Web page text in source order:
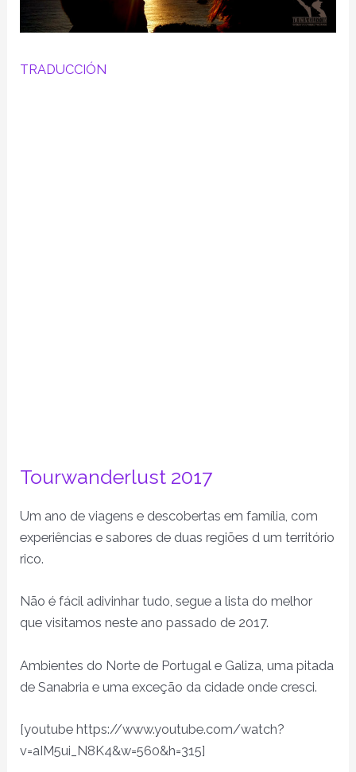
TRADUCCIÓN
Tourwanderlust 2017
Um ano de viagens e descobertas em família, com
experiências e sabores de duas regiões d um território
rico.
Não é fácil adivinhar tudo, segue a lista do melhor
que visitamos neste ano passado de 2017.
Ambientes do Norte de Portugal e Galiza, uma pitada
de Sanabria e uma exceção da cidade onde cresci.
[youtube https://www.youtube.com/watch?
v=aIM5ui_N8K4&w=560&h=315]